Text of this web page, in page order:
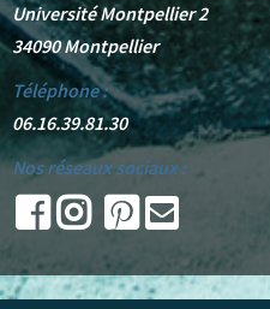
Université Montpellier 2
34090 Montpellier
Téléphone :
06.16.39.81.30
Nos réseaux sociaux :